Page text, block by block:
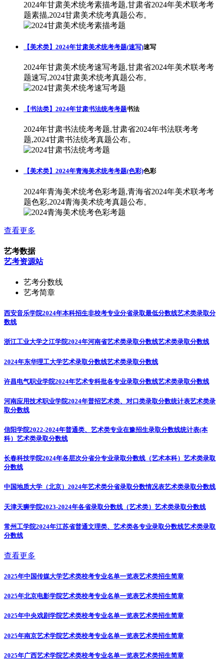
2024年甘肃美术统考素描考题,甘肃省2024年美术联考考
题素描,2024甘肃美术统考真题公布。
【美术类】2024年甘肃美术统考考题(速写)速写
2024年甘肃美术统考速写考题,甘肃省2024年美术联考考
题速写,2024甘肃美术统考真题公布。
【书法类】2024年甘肃书法统考考题书法
2024年甘肃书法统考考题,甘肃省2024年书法联考考
题,2024甘肃书法统考真题公布。
【美术类】2024年青海美术统考考题(色彩)色彩
2024年青海美术统考色彩考题,青海省2024年美术联考考
题色彩,2024青海美术统考真题公布。
查看更多
艺考数据
艺考资源站
艺考分数线
艺考简章
西安音乐学院2024年本科招生非校考专业分省录取最低分数线艺术类录取分
数线
浙江工业大学之江学院2024年河南省艺术类录取分数线艺术类录取分数线
2024年东华理工大学艺术录取分数线艺术类录取分数线
许昌电气职业学院2024年艺术专科批各专业录取分数线艺术类录取分数线
河南应用技术职业学院2024年普招艺术类、对口类录取分数统计表艺术类录
取分数线
信阳学院2022-2024年普通类、艺术类专业在豫招生录取分数线统计表(本
科） 艺术类录取分数线
长春科技学院2024年各层次分省分专业录取分数线（艺术本科） 艺术类录取
分数线
中国地质大学（北京）2024年艺术类分省录取分数情况表艺术类录取分数线
天津天狮学院2023-2024年各省录取分数线（艺术类） 艺术类录取分数线
常州工学院2024年江苏省普通文理类、艺术类各专业录取分数线艺术类录取
分数线
查看更多
2025年中国传媒大学艺术类校考专业名单一览表艺术类招生简章
2025年北京电影学院艺术类校考专业名单一览表艺术类招生简章
2025年中央戏剧学院艺术类校考专业名单一览表艺术类招生简章
2025年南京艺术学院艺术类校考专业名单一览表艺术类招生简章
2025年广西艺术学院艺术类校考专业名单一览表艺术类招生简章